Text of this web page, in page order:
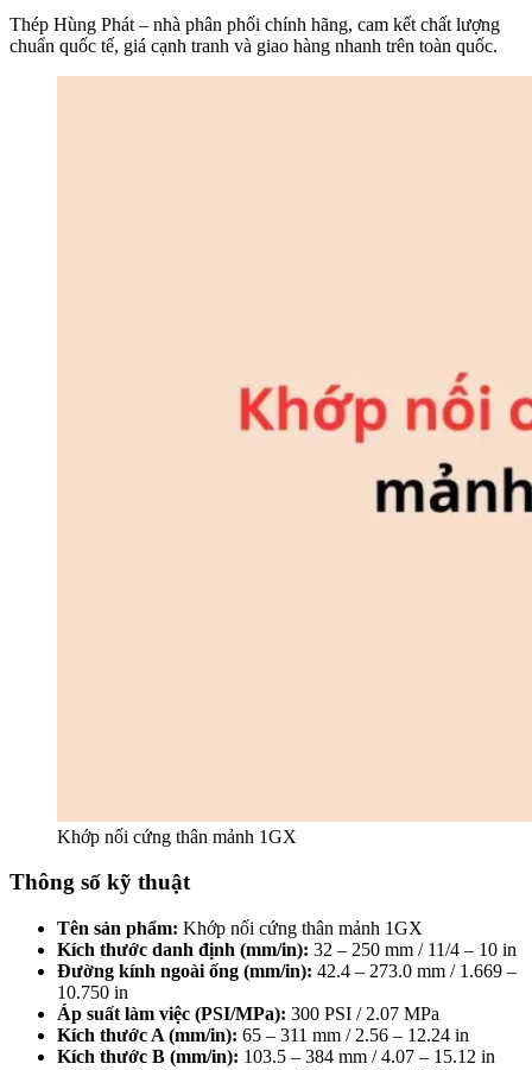
Thép Hùng Phát – nhà phân phối chính hãng, cam kết chất lượng
chuẩn quốc tế, giá cạnh tranh và giao hàng nhanh trên toàn quốc.
Khớp nối cứng thân mảnh 1GX
Thông số kỹ thuật
Tên sản phẩm: Khớp nối cứng thân mảnh 1GX
Kích thước danh định (mm/in): 32 – 250 mm / 11/4 – 10 in
Đường kính ngoài ống (mm/in): 42.4 – 273.0 mm / 1.669 –
10.750 in
Áp suất làm việc (PSI/MPa): 300 PSI / 2.07 MPa
Kích thước A (mm/in): 65 – 311 mm / 2.56 – 12.24 in
Kích thước B (mm/in): 103.5 – 384 mm / 4.07 – 15.12 in